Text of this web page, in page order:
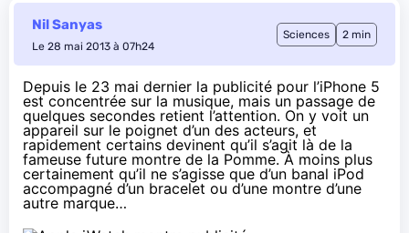
Nil Sanyas
Le 28 mai 2013 à 07h24
Sciences 2 min
Depuis le 23 mai dernier la publicité pour l’iPhone 5
est concentrée sur la musique, mais un passage de
quelques secondes retient l’attention. On y voit un
appareil sur le poignet d’un des acteurs, et
rapidement certains devinent qu’il s’agit là de la
fameuse future montre de la Pomme. À moins plus
certainement qu’il ne s’agisse que d’un banal iPod
accompagné d’un bracelet ou d’une montre d’une
autre marque…